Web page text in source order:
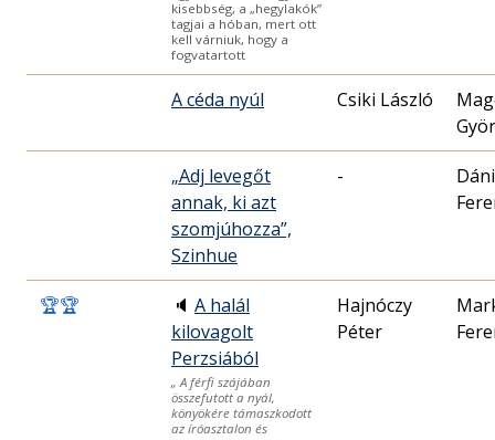
kisebbség, a „hegylakók”
tagjai a hóban, mert ott
kell várniuk, hogy a
fogvatartott
A céda nyúl Csiki László
„Adj levegőt
annak, ki azt
szomjúhozza”,
Szinhue
-
🏆🏆 🔈 A halál
kilovagolt
Perzsiából
„ A férfi szájában
összefutott a nyál,
könyökére támaszkodott
az íróasztalon és
Hajnóczy
Péter